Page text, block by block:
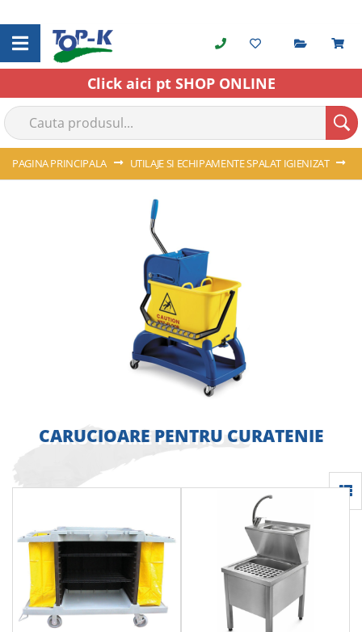
to
Content
Click aici pt SHOP ONLINE
PAGINA PRINCIPALA UTILAJE SI ECHIPAMENTE SPALAT IGIENIZAT
CARUCIOARE PENTRU CURATENIE